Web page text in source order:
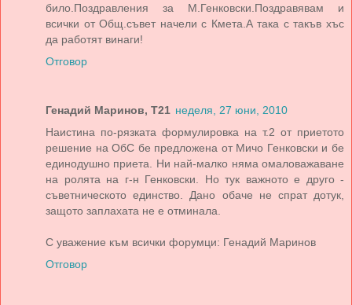
било.Поздравления за М.Генковски.Поздравявам и
всички от Общ.съвет начели с Кмета.А така с такъв хъс
да работят винаги!
Отговор
Генадий Маринов, Т21 неделя, 27 юни, 2010
Наистина по-рязката формулировка на т.2 от приетото
решение на ОбС бе предложена от Мичо Генковски и бе
единодушно приета. Ни най-малко няма омаловажаване
на ролята на г-н Генковски. Но тук важното е друго -
съветническото единство. Дано обаче не спрат дотук,
защото заплахата не е отминала.
С уважение към всички форумци: Генадий Маринов
Отговор